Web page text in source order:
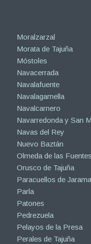
Moralzarzal
Morata de Tajuña
Móstoles
Navacerrada
Navalafuente
Navalagamella
Navalcarnero
Navarredonda y San
Navas del Rey
Nuevo Baztán
Olmeda de las Fuentes
Orusco de Tajuña
Paracuellos de Jarama
Parla
Patones
Pedrezuela
Pelayos de la Presa
Perales de Tajuña